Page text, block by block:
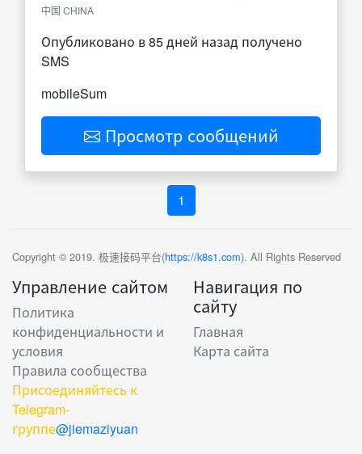
中国 CHINA
Опубликовано в 85 дней назад получено
SMS
mobileSum
Просмотр сообщений
1
Copyright © 2019. 极速接码平台(https://k8s1.com). All Rights Reserved
Управление сайтом
Политика
конфиденциальности и
условия
Правила сообщества
Присоединяйтесь к
Telegram-
группе@jiemaziyuan
Навигация по
сайту
Главная
Карта сайта